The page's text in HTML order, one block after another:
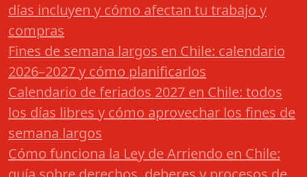
días incluyen y cómo afectan tu trabajo y
compras
Fines de semana largos en Chile: calendario
2026–2027 y cómo planificarlos
Calendario de feriados 2027 en Chile: todos
los días libres y cómo aprovechar los fines de
semana largos
Cómo funciona la Ley de Arriendo en Chile: